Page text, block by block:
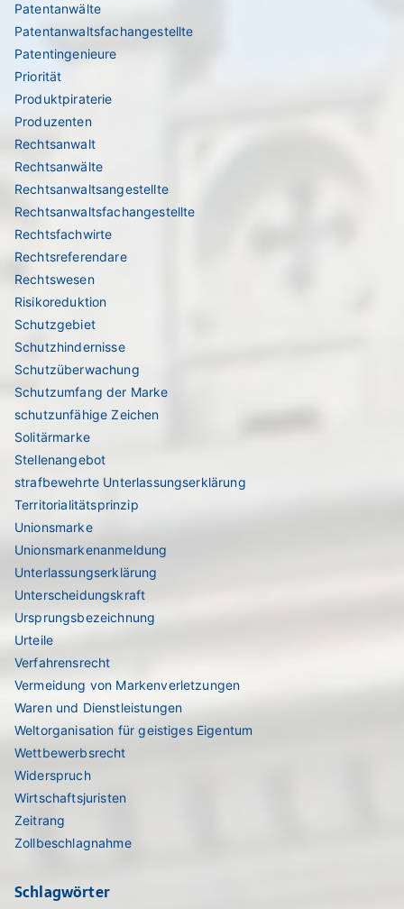
Patentanwälte
Patentanwaltsfachangestellte
Patentingenieure
Priorität
Produktpiraterie
Produzenten
Rechtsanwalt
Rechtsanwälte
Rechtsanwaltsangestellte
Rechtsanwaltsfachangestellte
Rechtsfachwirte
Rechtsreferendare
Rechtswesen
Risikoreduktion
Schutzgebiet
Schutzhindernisse
Schutzüberwachung
Schutzumfang der Marke
schutzunfähige Zeichen
Solitärmarke
Stellenangebot
strafbewehrte Unterlassungserklärung
Territorialitätsprinzip
Unionsmarke
Unionsmarkenanmeldung
Unterlassungserklärung
Unterscheidungskraft
Ursprungsbezeichnung
Urteile
Verfahrensrecht
Vermeidung von Markenverletzungen
Waren und Dienstleistungen
Weltorganisation für geistiges Eigentum
Wettbewerbsrecht
Widerspruch
Wirtschaftsjuristen
Zeitrang
Zollbeschlagnahme
Schlagwörter